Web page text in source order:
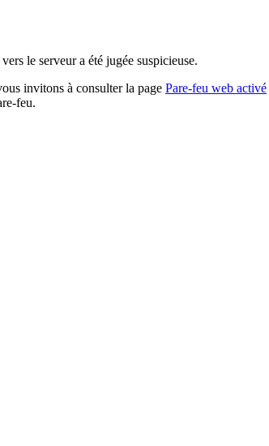
le serveur a été jugée suspicieuse.
invitons à consulter la page Pare-feu web activé
feu.